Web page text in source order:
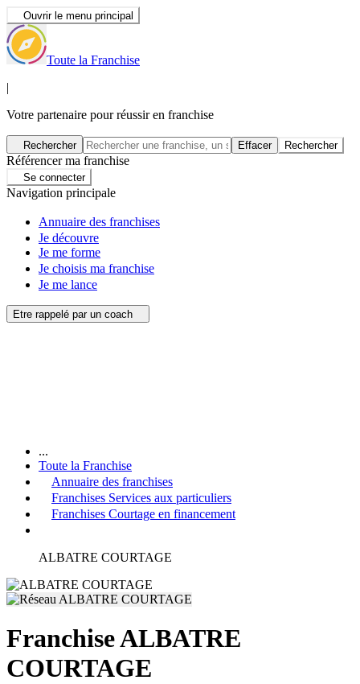
Ouvrir le menu principal
Toute la Franchise
|
Votre partenaire pour réussir en franchise
Rechercher Effacer Rechercher
Référencer ma franchise
Se connecter
Navigation principale
Annuaire des franchises
Je découvre
Je me forme
Je choisis ma franchise
Je me lance
Etre rappelé par un coach
...
Toute la Franchise
Annuaire des franchises
Franchises Services aux particuliers
Franchises Courtage en financement
ALBATRE COURTAGE
Franchise ALBATRE
COURTAGE